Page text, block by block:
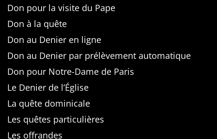
Don pour la visite du Pape
Don à la quête
Don au Denier en ligne
Don au Denier par prélèvement automatique
Don pour Notre-Dame de Paris
Le Denier de l’Église
La quête dominicale
Les quêtes particulières
Les offrandes